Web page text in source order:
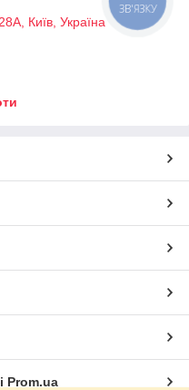
Київ, Україна
Prom.ua
ЗВ'ЯЗКУ